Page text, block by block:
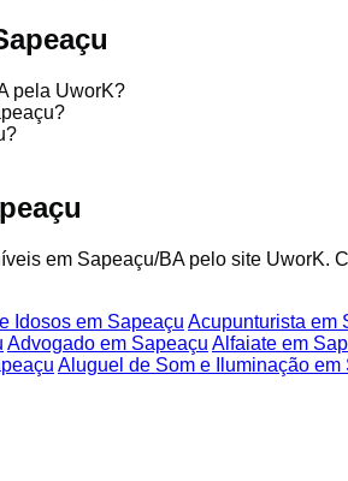
pela UworK?
em Sapeaçu/BA pelo site UworK.
Idosos em Sapeaçu Acupunturista em
Advogado em Sapeaçu Alfaiate em
Aluguel de Som e Iluminação em